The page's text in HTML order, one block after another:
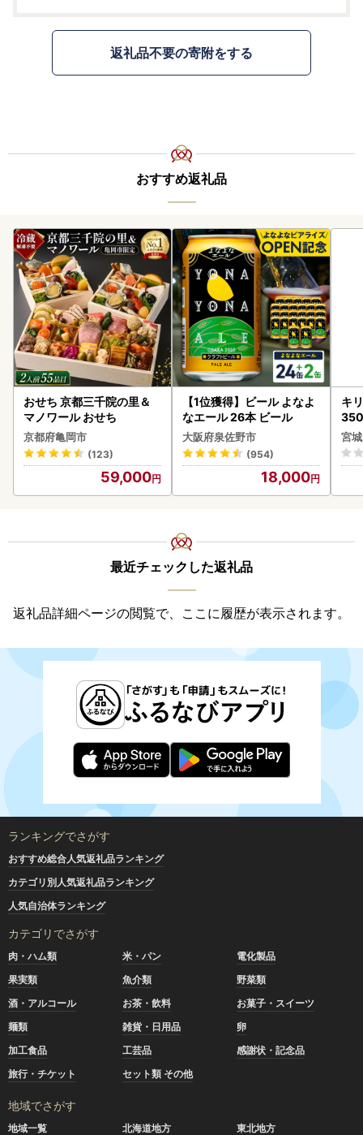
返礼品不要の寄附をする
おすすめ返礼品
おせち 京都三千院の里＆
マノワール おせち
京都府亀岡市
(123)
59,000
【1位獲得】ビール よなよ
なエール 26本 ビール
大阪府泉佐野市
(954)
18,000
キ
ー
宮
最近チェックした返礼品
返礼品詳細ページの閲覧で、ここに履歴が表示されます。
ランキングでさがす
おすすめ総合人気返礼品ランキング
カテゴリ別人気返礼品ランキング
人気自治体ランキング
カテゴリでさがす
肉・ハム類 米・パン
電化製品
果実類
魚介類
野菜類
酒・アルコール
お茶・飲料
お菓子・スイーツ
麺類
雑貨・日用品
卵
加工食品
工芸品
感謝状・記念品
旅行・チケット
セット類 その他
地域でさがす
地域一覧 北海道地方
東北地方